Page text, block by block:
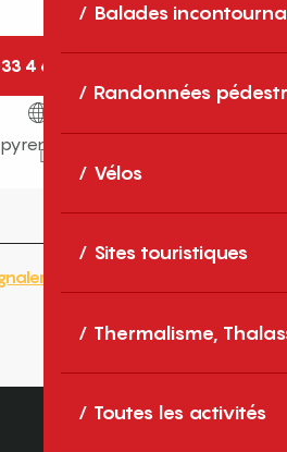
Balades
Randonnées
Vélos
Sites touristiques
Thermalisme,
Toutes les activités
4 68 04 97
catalanes.fr
une erreur